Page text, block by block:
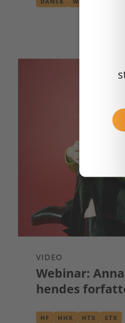
VIDEO
Webinar:
hendes
HF HHX HTX STX